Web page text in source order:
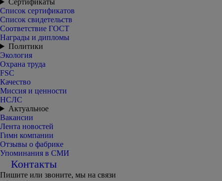
Сертификаты
Список сертификатов
Список свидетельств
Соответствие ГОСТ
Награды и дипломы
Политики
Экология
Охрана труда
FSC
Качество
Миссия и ценности
НСЛС
Актуальное
Вакансии
Лента новостей
Гимн компании
Отзывы о фабрике
Упоминания в СМИ
Контакты
Пишите или звоните, мы на связи